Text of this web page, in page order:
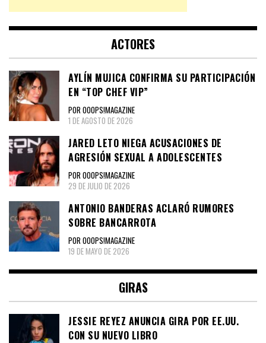
ACTORES
AYLÍN MUJICA CONFIRMA SU PARTICIPACIÓN
EN “TOP CHEF VIP”
POR OOOPS!MAGAZINE
1 DE AGOSTO DE 2026
JARED LETO NIEGA ACUSACIONES DE
AGRESIÓN SEXUAL A ADOLESCENTES
POR OOOPS!MAGAZINE
29 DE JULIO DE 2026
ANTONIO BANDERAS ACLARÓ RUMORES
SOBRE BANCARROTA
POR OOOPS!MAGAZINE
19 DE MAYO DE 2026
GIRAS
JESSIE REYEZ ANUNCIA GIRA POR EE.UU.
CON SU NUEVO LIBRO